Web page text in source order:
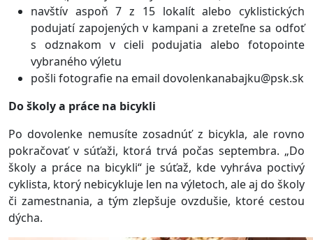
navštív aspoň 7 z 15 lokalít alebo cyklistických
podujatí zapojených v kampani a zreteľne sa odfoť
s odznakom v cieli podujatia alebo fotopointe
vybraného výletu
pošli fotografie na email dovolenkanabajku@psk.sk
Do školy a práce na bicykli
Po dovolenke nemusíte zosadnúť z bicykla, ale rovno
pokračovať v súťaži, ktorá trvá počas septembra. „Do
školy a práce na bicykli“ je súťaž, kde vyhráva poctivý
cyklista, ktorý nebicykluje len na výletoch, ale aj do školy
či zamestnania, a tým zlepšuje ovzdušie, ktoré cestou
dýcha.